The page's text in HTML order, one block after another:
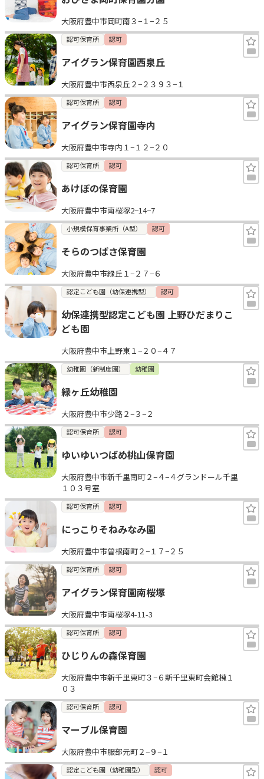
大阪府豊中市岡町南３−１−２５
認可保育所 認可
アイグラン保育園西泉丘
大阪府豊中市西泉丘２−２３９３−１
認可保育所 認可
アイグラン保育園寺内
大阪府豊中市寺内１−１２−２０
認可保育所 認可
あけぼの保育園
大阪府豊中市南桜塚2−14−7
小規模保育事業所（A型） 認可
そらのつばさ保育園
大阪府豊中市緑丘１−２７−６
認定こども園（幼保連携型） 認可
幼保連携型認定こども園 上野ひだまりこ
ども園
大阪府豊中市上野東１−２０−４７
幼稚園（新制度園） 幼稚園
緑ヶ丘幼稚園
大阪府豊中市少路２−３−２
認可保育所 認可
ゆいゆいつばめ桃山保育園
大阪府豊中市新千里南町２−４−４グランドール千里
１０３号室
認可保育所 認可
にっこりそねみなみ園
大阪府豊中市曽根南町２−１７−２５
認可保育所 認可
アイグラン保育園南桜塚
大阪府豊中市南桜塚4-11-3
認可保育所 認可
ひじりんの森保育園
大阪府豊中市新千里東町３−６新千里東町会館棟１
０３
認可保育所 認可
マーブル保育園
大阪府豊中市服部元町２−９−１
認定こども園（幼稚園型） 認可